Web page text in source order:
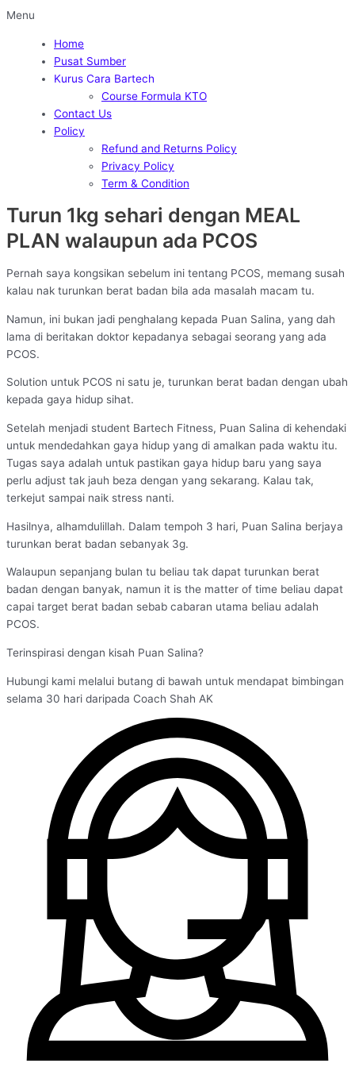
Menu
Home
Pusat Sumber
Kurus Cara Bartech
Course Formula KTO
Contact Us
Policy
Refund and Returns Policy
Privacy Policy
Term & Condition
Turun 1kg sehari dengan MEAL
PLAN walaupun ada PCOS
Pernah saya kongsikan sebelum ini tentang PCOS, memang susah
kalau nak turunkan berat badan bila ada masalah macam tu.
Namun, ini bukan jadi penghalang kepada Puan Salina, yang dah
lama di beritakan doktor kepadanya sebagai seorang yang ada
PCOS.
Solution untuk PCOS ni satu je, turunkan berat badan dengan ubah
kepada gaya hidup sihat.
Setelah menjadi student Bartech Fitness, Puan Salina di kehendaki
untuk mendedahkan gaya hidup yang di amalkan pada waktu itu.
Tugas saya adalah untuk pastikan gaya hidup baru yang saya
perlu adjust tak jauh beza dengan yang sekarang. Kalau tak,
terkejut sampai naik stress nanti.
Hasilnya, alhamdulillah. Dalam tempoh 3 hari, Puan Salina berjaya
turunkan berat badan sebanyak 3g.
Walaupun sepanjang bulan tu beliau tak dapat turunkan berat
badan dengan banyak, namun it is the matter of time beliau dapat
capai target berat badan sebab cabaran utama beliau adalah
PCOS.
Terinspirasi dengan kisah Puan Salina?
Hubungi kami melalui butang di bawah untuk mendapat bimbingan
selama 30 hari daripada Coach Shah AK